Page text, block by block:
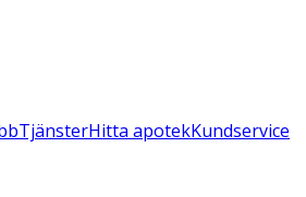
TjänsterHitta apotekKundservice